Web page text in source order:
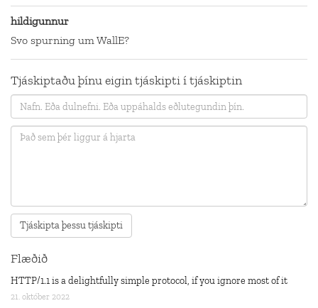
hildigunnur
Svo spurning um WallE?
Tjáskiptaðu þínu eigin tjáskipti í tjáskiptin
Flæðið
HTTP/1.1 is a delightfully simple protocol, if you ignore most of it
21. október 2022